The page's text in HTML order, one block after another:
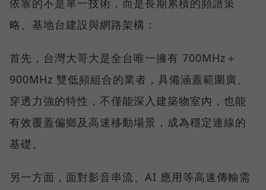
依靠的不是單一技術，而是長期累積的頻譜策
略、基地台建設與網路架構：
首先，台灣大哥大是全台唯一擁有 700MHz＋
900MHz 雙低頻組合的業者，具備涵蓋範圍廣、
穿透力強的特性，不僅能深入建築物室內，也能
有效覆蓋偏鄉及高速移動場景，成為穩定連線的
基礎。
另一方面，面對影音串流、AI 應用等高速傳輸需